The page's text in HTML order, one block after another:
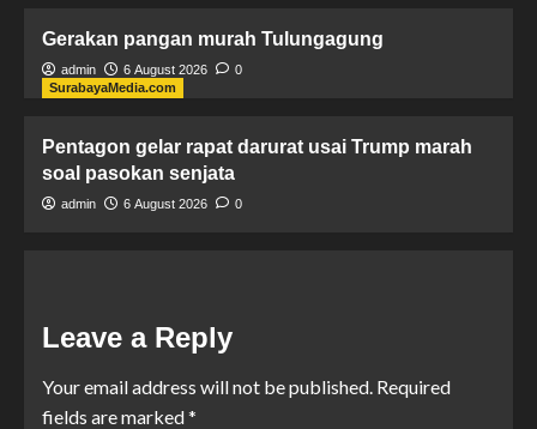
Gerakan pangan murah Tulungagung
admin 6 August 2026
0
SurabayaMedia.com
Pentagon gelar rapat darurat usai Trump marah
soal pasokan senjata
admin 6 August 2026 0
Leave a Reply
Your email address will not be published. Required
fields are marked*